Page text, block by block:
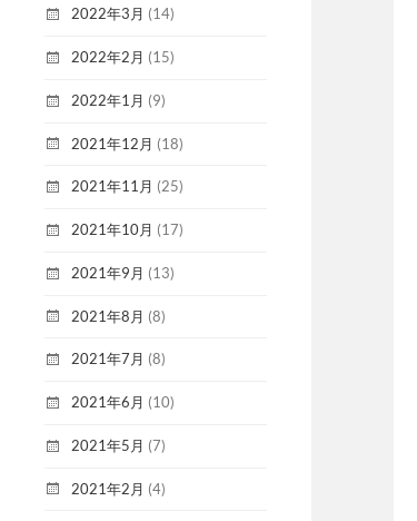
2022年3月 (14)
2022年2月 (15)
2022年1月 (9)
2021年12月 (18)
2021年11月 (25)
2021年10月 (17)
2021年9月 (13)
2021年8月 (8)
2021年7月 (8)
2021年6月 (10)
2021年5月 (7)
2021年2月 (4)